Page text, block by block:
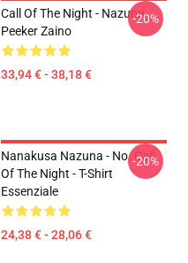
Call Of The Night - Nazuna
Peeker Zaino
33,94 € - 38,18 €
-20%
Nanakusa Nazuna - No. Call
Of The Night - T-Shirt
Essenziale
24,38 € - 28,06 €
-20%